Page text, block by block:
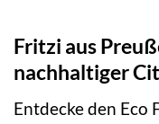
Fritzi aus
nachhaltiger
Entdecke den Eco